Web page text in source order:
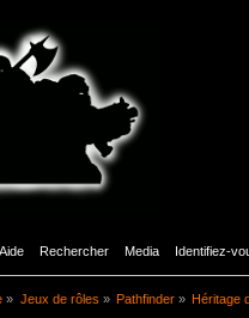
Aide Rechercher Media Identifiez-
» Jeux de rôles » Pathfinder» Héritage